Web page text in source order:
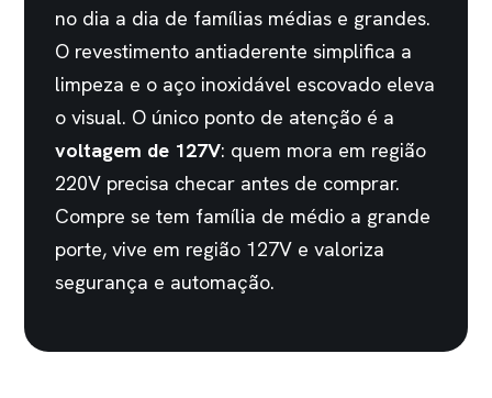
no dia a dia de famílias médias e grandes.
O revestimento antiaderente simplifica a
limpeza e o aço inoxidável escovado eleva
o visual. O único ponto de atenção é a
voltagem de 127V: quem mora em região
220V precisa checar antes de comprar.
Compre se tem família de médio a grande
porte, vive em região 127V e valoriza
segurança e automação.